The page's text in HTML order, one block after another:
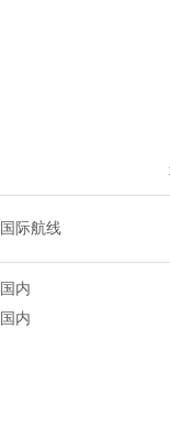
国际航线
国内
国内